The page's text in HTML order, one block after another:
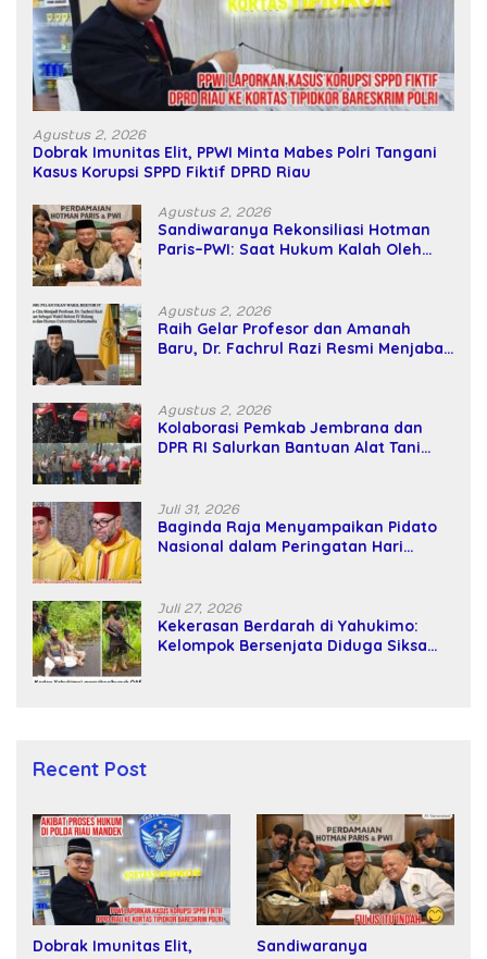
Agustus 2, 2026
Dobrak Imunitas Elit, PPWI Minta Mabes Polri Tangani
Kasus Korupsi SPPD Fiktif DPRD Riau
Agustus 2, 2026
Sandiwaranya Rekonsiliasi Hotman
Paris–PWI: Saat Hukum Kalah Oleh
Agustus 2, 2026
Raih Gelar Profesor dan Amanah
Baru, Dr. Fachrul Razi Resmi Menjabat
Agustus 2, 2026
Kolaborasi Pemkab Jembrana dan
DPR RI Salurkan Bantuan Alat Tani
Juli 31, 2026
Baginda Raja Menyampaikan Pidato
Nasional dalam Peringatan Hari
Juli 27, 2026
Kekerasan Berdarah di Yahukimo:
Kelompok Bersenjata Diduga Siksa
Recent Post
Dobrak Imunitas Elit,
Sandiwaranya